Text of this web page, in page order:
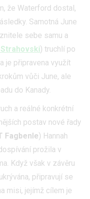
že Waterford dostal,
Samotná June
sebe samu a
) truchlí po
je připravena využít
vůči June, ale
do Kanady.
a reálné konkrétní
postav nové řady
Fagbenle) Hannah
prožila v
Když však v závěru
připravují se
misi, jejímž cílem je